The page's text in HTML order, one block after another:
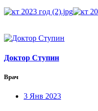
Доктор Ступин
Врач
3 Янв 2023